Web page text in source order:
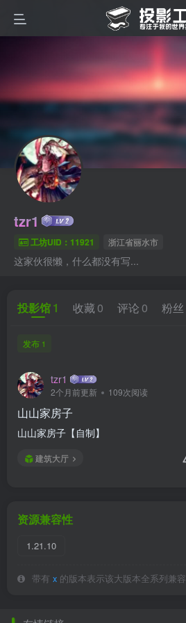
tzr1
工坊UID：11921 浙江省丽水市
这家伙很懒，什么都没有写...
投影馆1 收藏 0 评论 0 粉丝
发布 1
tzr1
2个月前更新 109次阅读
山山家房子
山山家房子【自制】
建筑大厅
资源兼容性
1.21.10
带有 x 的版本表示该大版本全系列兼容